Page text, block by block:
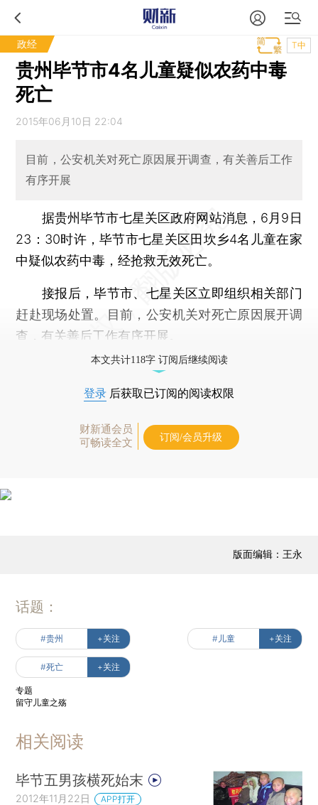
政经 T中
贵州毕节市4名儿童疑似农药中毒
死亡
2015年06月10日 22:04
目前，公安机关对死亡原因展开调查，有关善后工作
有序开展
据贵州毕节市七星关区政府网站消息，6月9日
23：30时许，毕节市七星关区田坎乡4名儿童在家
中疑似农药中毒，经抢救无效死亡。
接报后，毕节市、七星关区立即组织相关部门
赶赴现场处置。目前，公安机关对死亡原因展开调
查，有关善后工作有序开展。
本文共计118字 订阅后继续阅读
登录 后获取已订阅的阅读权限
财新通会员
可畅读全文
订阅/会员升级
版面编辑：王永
话题：
#贵州 +关注 #儿童 +关注
#死亡 +关注
专题
留守儿童之殇
相关阅读
毕节五男孩横死始末
2012年11月22日 APP打开